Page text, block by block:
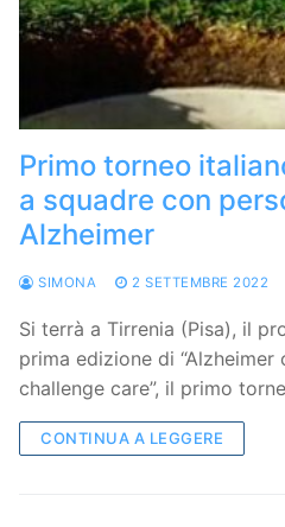
Primo torneo
a squadre con
Alzheimer
SIMONA 2 SETTEMBRE 2022
Si terrà a Tirrenia (Pisa), il
prima edizione di
challenge care”, il primo
CONTINUA A LEGGERE